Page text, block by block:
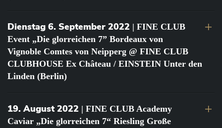
Dienstag 6. September 2022 | FINE CLUB
Event „Die glorreichen 7” Bordeaux von
Vignoble Comtes von Neipperg @ FINE CLUB
CLUBHOUSE Ex Château / EINSTEIN Unter den
Linden (Berlin)
19. August 2022 | FINE CLUB Academy
Caviar „Die glorreichen 7“ Riesling Große